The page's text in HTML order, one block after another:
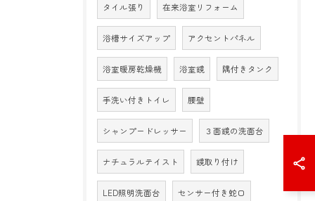
タイル張り 在来浴室リフォーム
浴槽サイズアップ アクセントパネル
浴室暖房乾燥機 浴室鏡 隅付きタンク
手洗い付きトイレ 腰壁
シャンプードレッサー ３面鏡の洗面台
ナチュラルテイスト 鏡取り付け
LED照明洗面台 センサー付き蛇口